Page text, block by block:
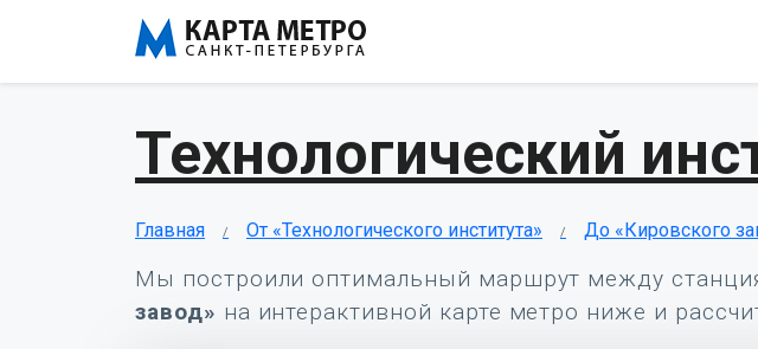
Технологический
Главная От «Технологического института» До «Кировского
Мы построили оптимальный маршрут между
завод» на интерактивной карте метро ниже и